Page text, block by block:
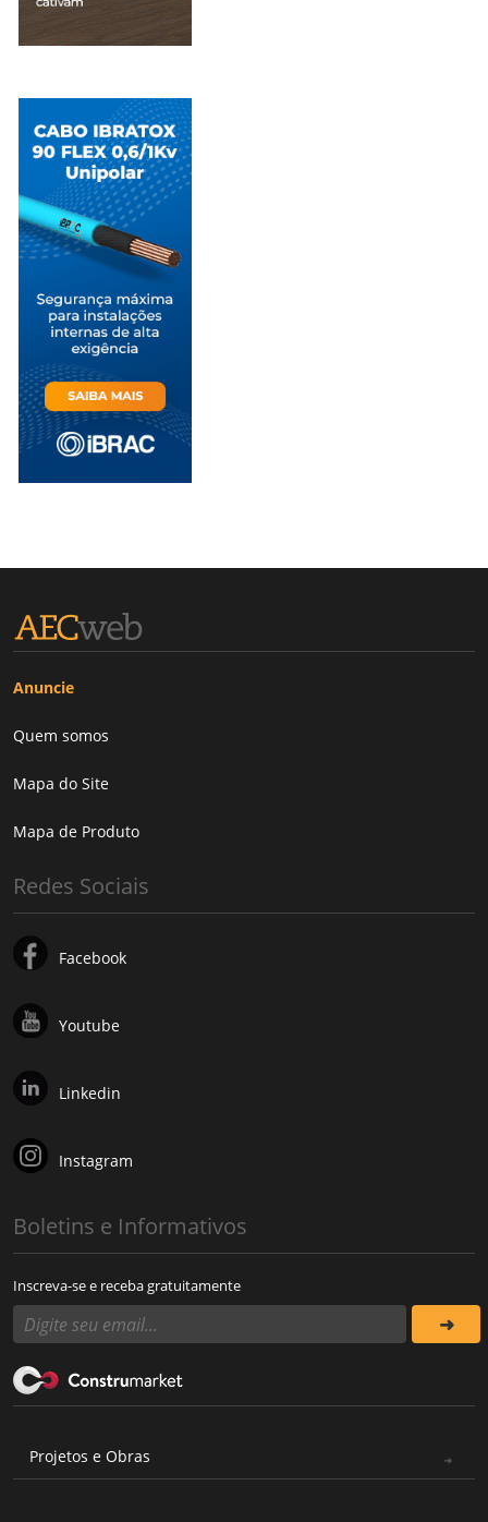
Anuncie
Quem somos
Mapa do Site
Mapa de Produto
Redes Sociais
Facebook
Youtube
Linkedin
Instagram
Boletins e Informativos
Inscreva-se e receba gratuitamente
Projetos e Obras